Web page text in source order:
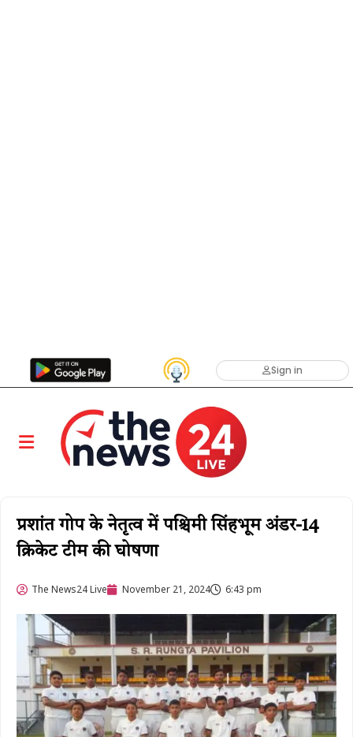
Sign in
प्रशांत गोप के नेतृत्व में पश्चिमी सिंहभूम अंडर-14
क्रिकेट टीम की घोषणा
The News24 Live November 21, 2024 6:43 pm